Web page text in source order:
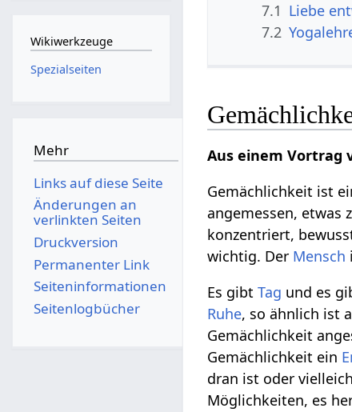
7.1 Liebe
7.2
Aus einem Vortrag
Gemächlichkeit ist
angemessen, etwas
konzentriert,
wichtig. Der Mensch
Es gibtTag und es
Ruhe, so ähnlich ist
Gemächlichkeit
Gemächlichkeit ein
dran ist oder
Möglichkeiten, es
Wikiwerkzeuge
Spezialseiten
Mehr
Links auf diese Seite
Änderungen an
verlinkten Seiten
Druckversion
Permanenter Link
Seiten­­informationen
Seitenlogbücher